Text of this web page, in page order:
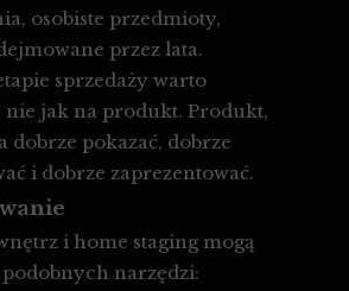
i home staging mogą
narzędzi:
osobiste przedmioty,
przez lata.
sprzedaży warto
nie jak na produkt. Produkt,
dobrze pokazać, dobrze
i dobrze zaprezentować.